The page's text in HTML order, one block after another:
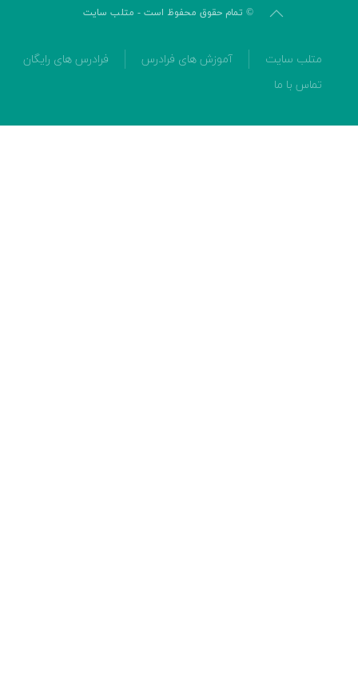
© تمام حقوق محفوظ است - متلب سایت
متلب سایت آموزش های فرادرس
فرادرس های رایگان
تماس با ما